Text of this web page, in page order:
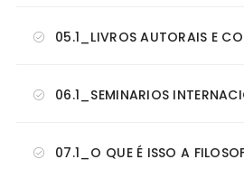
05.1_LIVROS AUTORAIS E
06.1_SEMINARIOS
07.1_O QUE É ISSO A